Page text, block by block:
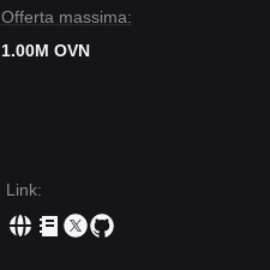
Offerta massima:
1.00M OVN
Link: